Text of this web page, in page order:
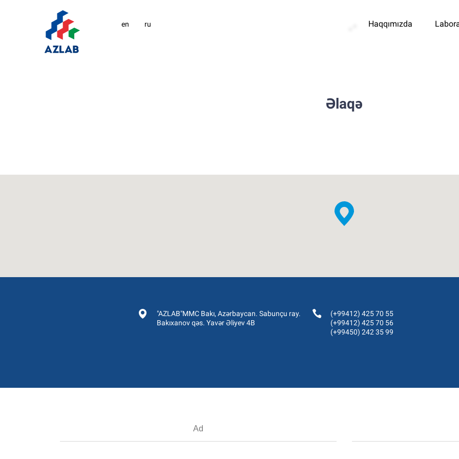
en ru Haqqımızda
Əlaqə
"AZLAB"MMC Bakı, Azərbaycan. Sabunçu ray.
Bakıxanov qəs. Yavər Əliyev 4B
(+99412) 425 70 55
(+99412) 425 70 56
(+99450) 242 35 99